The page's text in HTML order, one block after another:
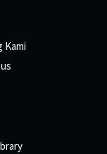
Kami